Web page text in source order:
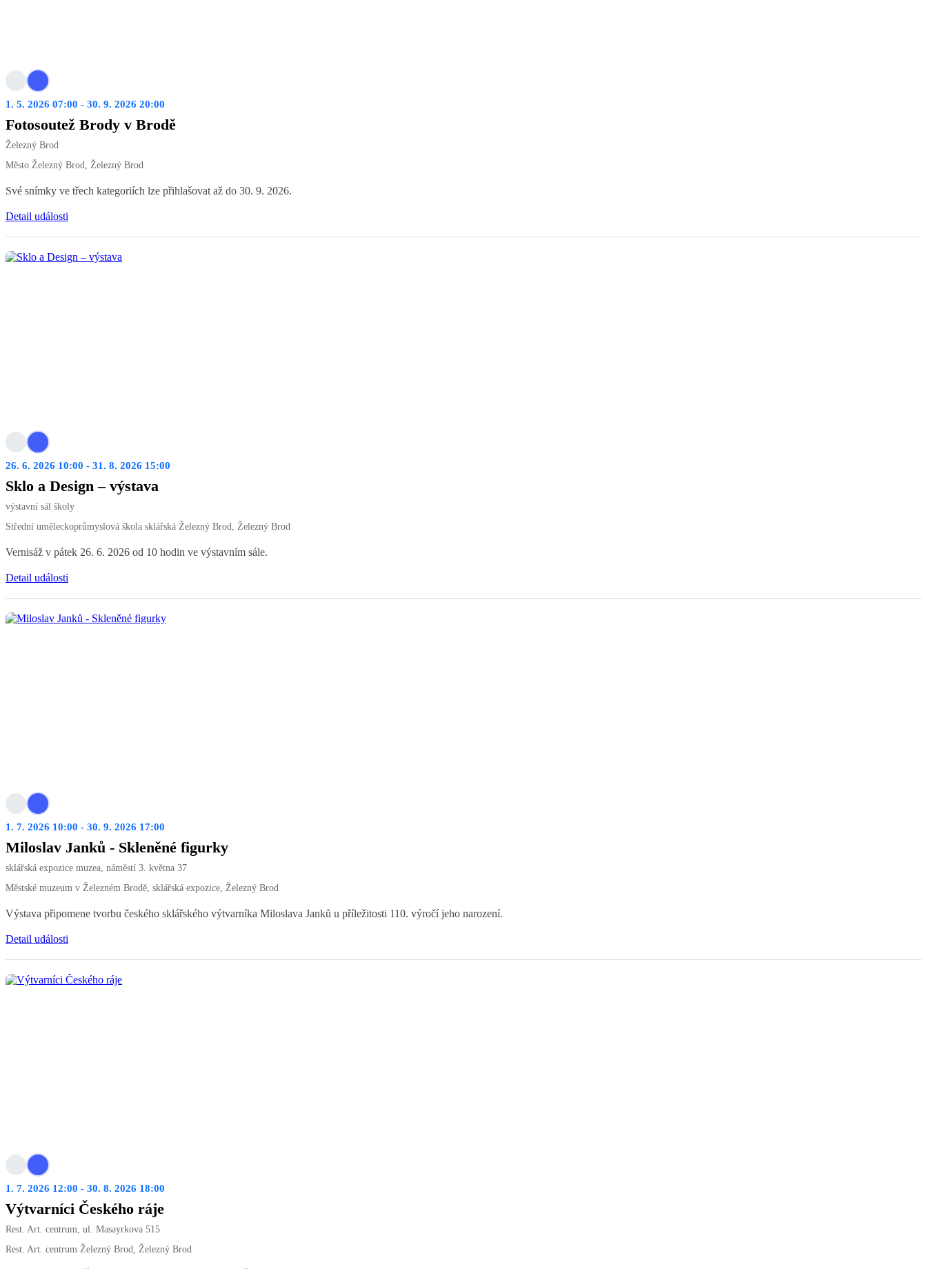
1. 5. 2026 07:00 - 30. 9. 2026 20:00
Fotosoutež Brody v Brodě
Železný Brod
Město Železný Brod, Železný Brod
Své snímky ve třech kategoriích lze přihlašovat až do 30. 9. 2026.
Detail události
26. 6. 2026 10:00 - 31. 8. 2026 15:00
Sklo a Design – výstava
výstavní sál školy
Střední uměleckoprůmyslová škola sklářská Železný Brod, Železný Brod
Vernisáž v pátek 26. 6. 2026 od 10 hodin ve výstavním sále.
Detail události
1. 7. 2026 10:00 - 30. 9. 2026 17:00
Miloslav Janků - Skleněné figurky
sklářská expozice muzea, náměstí 3. května 37
Městské muzeum v Železném Brodě, sklářská expozice, Železný Brod
Výstava připomene tvorbu českého sklářského výtvarníka Miloslava Janků u příležitosti 110. výročí jeho narození.
Detail události
1. 7. 2026 12:00 - 30. 8. 2026 18:00
Výtvarníci Českého ráje
Rest. Art. centrum, ul. Masayrkova 515
Rest. Art. centrum Železný Brod, Železný Brod